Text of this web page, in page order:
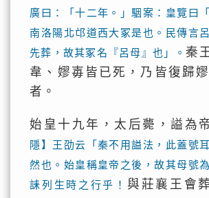
廣曰：「十二年。」駰案：皇覽曰
南洛陽北邙道西大冢是也。民傳言
先葬，故其冢名『呂母』也」。秦
韋、嫪毐皆已死，乃皆復歸
者。
始皇十九年，太后薨，謚為
隱】王劭云「秦不用謚法，此蓋號
然也。始皇稱皇帝之後，故其母號
誄列生時之行乎！ 與莊襄王會